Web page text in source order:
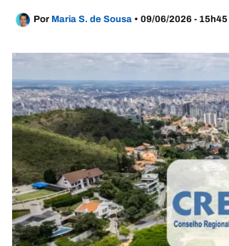
Por Maria S. de Sousa • 09/06/2026 - 15h45